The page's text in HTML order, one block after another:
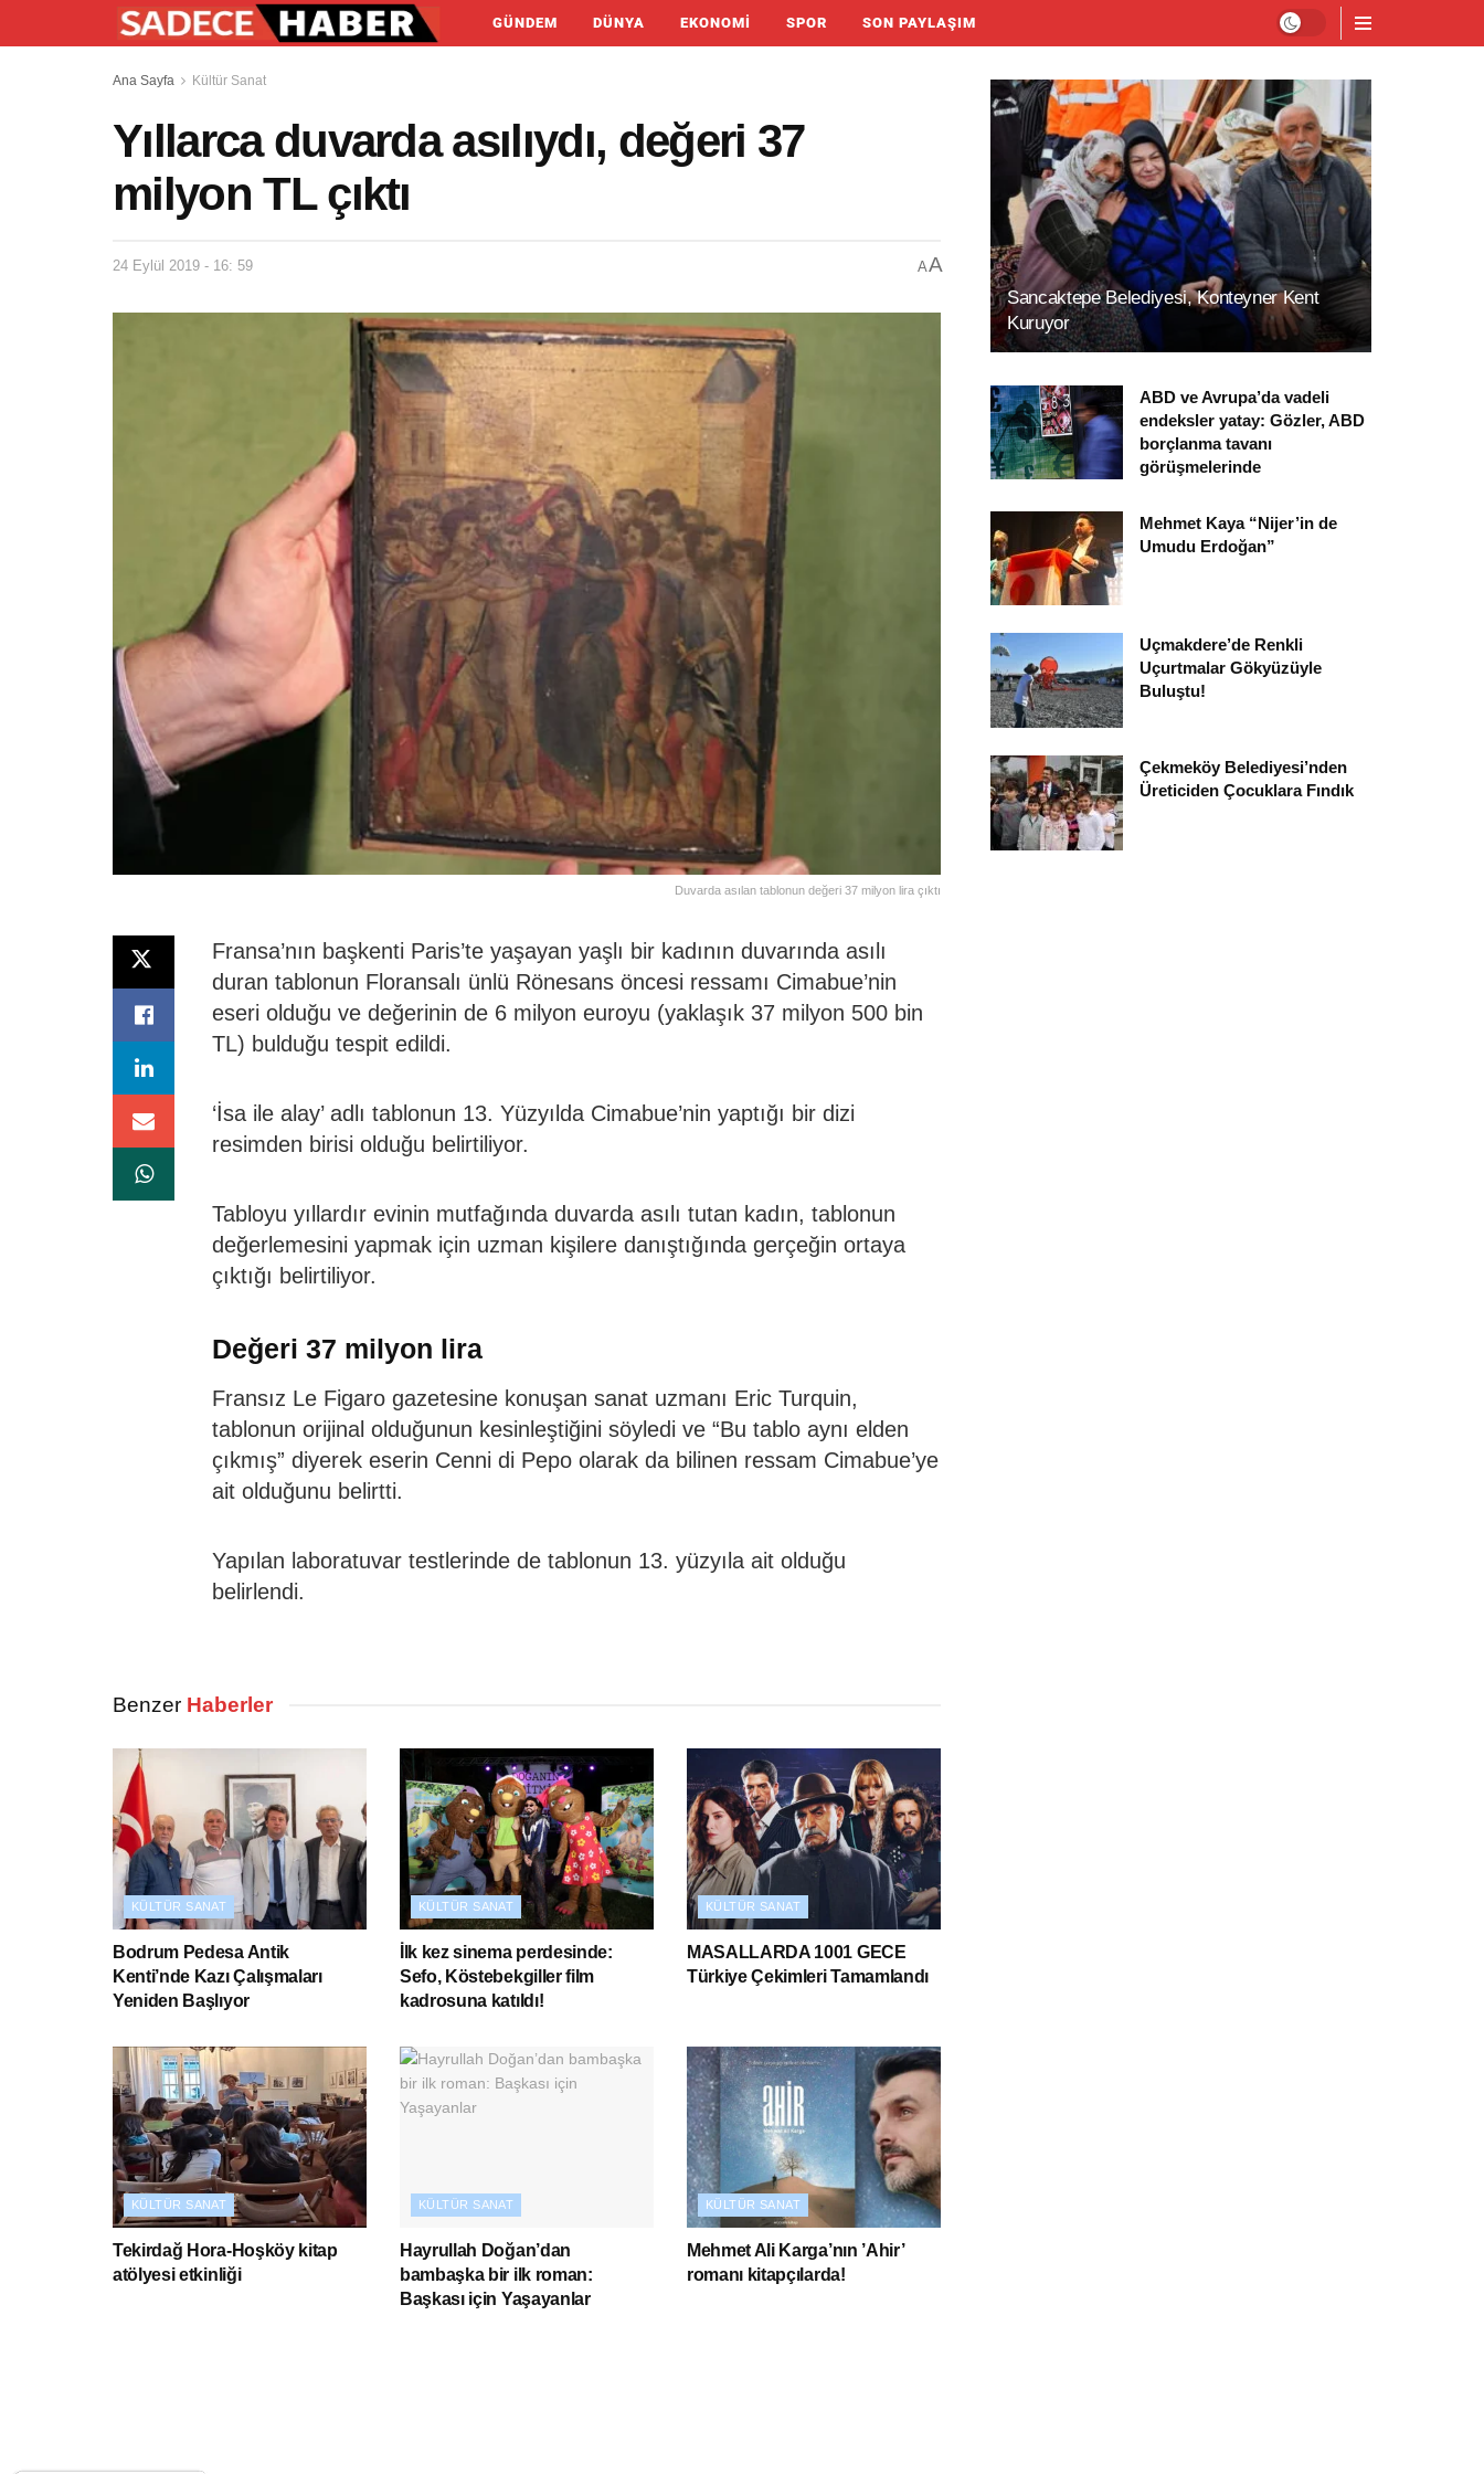
GÜNDEM DÜNYA EKONOMI SPOR SON PAYLAŞIM
Ana Sayfa Kültür Sanat
Yıllarca duvarda asılıydı, değeri 37
milyon TL çıktı
24 Eylül 2019 - 16: 59 AA
Duvarda asılan tablonun değeri 37 milyon lira çıktı
Fransa’nın başkenti Paris’te yaşayan yaşlı bir kadının duvarında asılı
duran tablonun Floransalı ünlü Rönesans öncesi ressamı Cimabue’nin
eseri olduğu ve değerinin de 6 milyon euroyu (yaklaşık 37 milyon 500 bin
TL) bulduğu tespit edildi.
‘İsa ile alay’ adlı tablonun 13. Yüzyılda Cimabue’nin yaptığı bir dizi
resimden birisi olduğu belirtiliyor.
Tabloyu yıllardır evinin mutfağında duvarda asılı tutan kadın, tablonun
değerlemesini yapmak için uzman kişilere danıştığında gerçeğin ortaya
çıktığı belirtiliyor.
Değeri 37 milyon lira
Fransız Le Figaro gazetesine konuşan sanat uzmanı Eric Turquin,
tablonun orijinal olduğunun kesinleştiğini söyledi ve “Bu tablo aynı elden
çıkmış” diyerek eserin Cenni di Pepo olarak da bilinen ressam Cimabue’ye
ait olduğunu belirtti.
Yapılan laboratuvar testlerinde de tablonun 13. yüzyıla ait olduğu
belirlendi.
Benzer Haberler
KÜLTÜR SANAT
Bodrum Pedesa Antik
Kenti’nde Kazı Çalışmaları
Yeniden Başlıyor
KÜLTÜR SANAT
İlk kez sinema perdesinde:
Sefo, Köstebekgiller film
kadrosuna katıldı!
KÜLTÜR SANAT
MASALLARDA 1001 GECE
Türkiye Çekimleri Tamamlandı
KÜLTÜR SANAT
Tekirdağ Hora-Hoşköy kitap
atölyesi etkinliği
KÜLTÜR SANAT
Hayrullah Doğan’dan
bambaşka bir ilk roman:
Başkası için Yaşayanlar
KÜLTÜR SANAT
Mehmet Ali Karga’nın ’Ahir’
romanı kitapçılarda!
Sancaktepe Belediyesi, Konteyner Kent
Kuruyor
ABD ve Avrupa’da vadeli
endeksler yatay: Gözler, ABD
borçlanma tavanı
görüşmelerinde
Mehmet Kaya “Nijer’in de
Umudu Erdoğan”
Uçmakdere’de Renkli
Uçurtmalar Gökyüzüyle
Buluştu!
Çekmeköy Belediyesi’nden
Üreticiden Çocuklara Fındık